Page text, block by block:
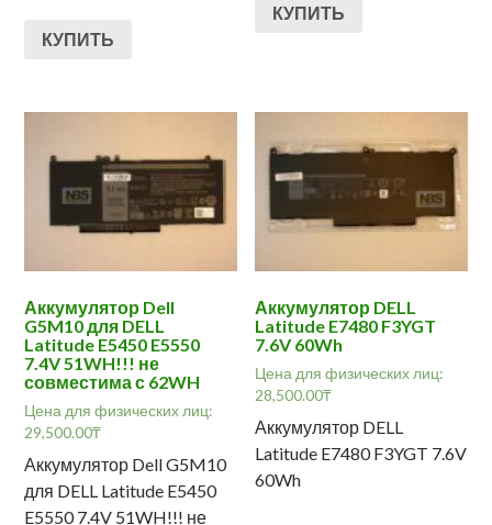
КУПИТЬ
КУПИТЬ
Аккумулятор Dell
G5M10 для DELL
Latitude E5450 E5550
7.4V 51WH!!! не
совместима с 62WH
Цена для физических лиц:
29,500.00₸
Аккумулятор Dell G5M10
для DELL Latitude E5450
E5550 7.4V 51WH!!! не
Аккумулятор DELL
Latitude E7480 F3YGT
7.6V 60Wh
Цена для физических лиц:
28,500.00₸
Аккумулятор DELL
Latitude E7480 F3YGT 7.6V
60Wh